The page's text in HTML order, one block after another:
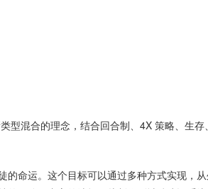
混合的理念，结合回合制、4X 策略、生存、
的命运。这个目标可以通过多种方式实现，